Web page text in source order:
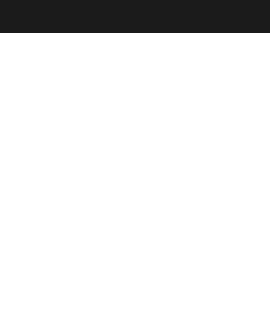
Quiénes somos